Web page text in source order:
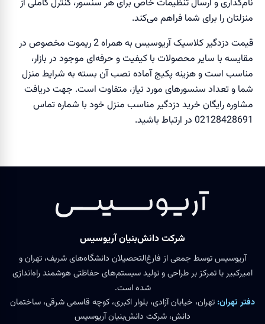
نام‌گذاری و ارسال تنظیمات خاص برای هر سنسور، کنترل کاملی از
منزلتان را برای شما فراهم می‌کند.
قیمت دزدگیر کلاسیک آریوسیس به همراه 2 ریموت مخصوص در
مقایسه با سایر محصولات با کیفیت و حرفه‌ای موجود در بازار،
مناسب است و هزینه پکیج آماده نصب آن بسته به شرایط منزل
شما و تعداد سنسور‌های مورد نیاز، متفاوت است. جهت دریافت
مشاوره رایگان خرید دزدگیر مناسب منزل خود با شماره تماس
02128428691 در ارتباط باشید.
شرکت دانش‌بنیان آریوسیس
آریوسیس توسط جمعی از فارغ‌التحصیلان دانشگاه‌های شریف، تهران و
امیرکبیر با تمرکز بر طراحی و تولید سیستم‌های حفاظتی هوشمند راه‌اندازی
شده است.
دفتر تهران: تهران، خیابان آزادی، بلوار اکبری، کوچه قاسمی شرقی، ساختمان
دانش، شرکت دانش‌بنیان آریوسیس